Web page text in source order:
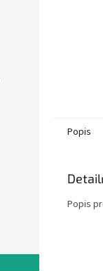
Popis
Popis